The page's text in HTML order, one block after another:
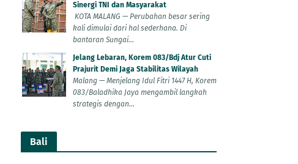
Sinergi TNI dan Masyarakat
KOTA MALANG — Perubahan besar sering
kali dimulai dari hal sederhana. Di
bantaran Sungai...
Jelang Lebaran, Korem 083/Bdj Atur Cuti
Prajurit Demi Jaga Stabilitas Wilayah
Malang — Menjelang Idul Fitri 1447 H, Korem
083/Baladhika Jaya mengambil langkah
strategis dengan...
Bali